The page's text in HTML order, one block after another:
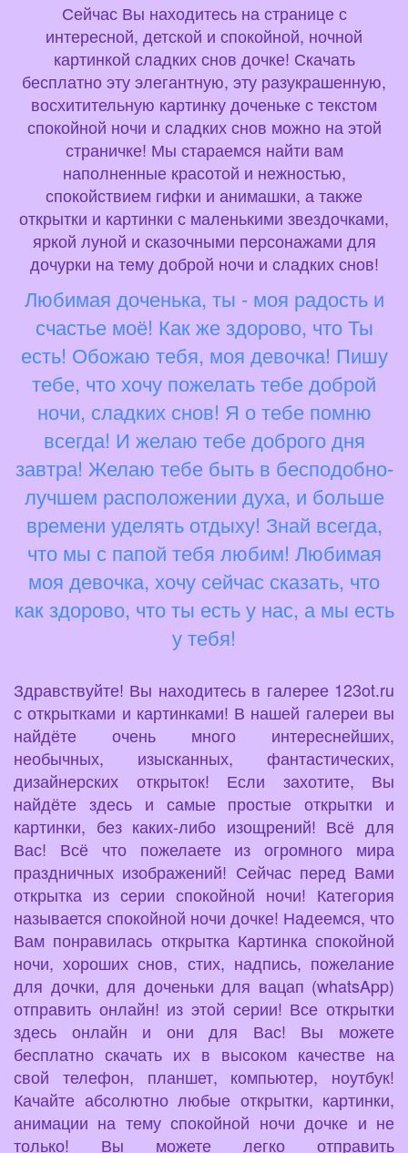
Сейчас Вы находитесь на странице с
интересной, детской и спокойной, ночной
картинкой сладких снов дочке! Скачать
бесплатно эту элегантную, эту разукрашенную,
восхитительную картинку доченьке с текстом
спокойной ночи и сладких снов можно на этой
страничке! Мы стараемся найти вам
наполненные красотой и нежностью,
спокойствием гифки и анимашки, а также
открытки и картинки с маленькими звездочками,
яркой луной и сказочными персонажами для
дочурки на тему доброй ночи и сладких снов!
Любимая доченька, ты - моя радость и
счастье моё! Как же здорово, что Ты
есть! Обожаю тебя, моя девочка! Пишу
тебе, что хочу пожелать тебе доброй
ночи, сладких снов! Я о тебе помню
всегда! И желаю тебе доброго дня
завтра! Желаю тебе быть в бесподобно-
лучшем расположении духа, и больше
времени уделять отдыху! Знай всегда,
что мы с папой тебя любим! Любимая
моя девочка, хочу сейчас сказать, что
как здорово, что ты есть у нас, а мы есть
у тебя!
Здравствуйте! Вы находитесь в галерее 123ot.ru
с открытками и картинками! В нашей галереи вы
найдёте очень много интереснейших,
необычных, изысканных, фантастических,
дизайнерских открыток! Если захотите, Вы
найдёте здесь и самые простые открытки и
картинки, без каких-либо изощрений! Всё для
Вас! Всё что пожелаете из огромного мира
праздничных изображений! Сейчас перед Вами
открытка из серии спокойной ночи! Категория
называется спокойной ночи дочке! Надеемся, что
Вам понравилась открытка Картинка спокойной
ночи, хороших снов, стих, надпись, пожелание
для дочки, для доченьки для вацап (whatsApp)
отправить онлайн! из этой серии! Все открытки
здесь онлайн и они для Вас! Вы можете
бесплатно скачать их в высоком качестве на
свой телефон, планшет, компьютер, ноутбук!
Качайте абсолютно любые открытки, картинки,
анимации на тему спокойной ночи дочке и не
только! Вы можете легко отправить